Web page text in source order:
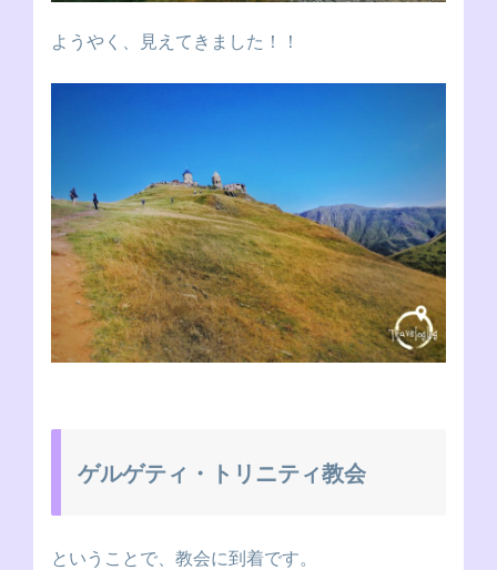
ようやく、見えてきました！！
ゲルゲティ・トリニティ教会
ということで、教会に到着です。